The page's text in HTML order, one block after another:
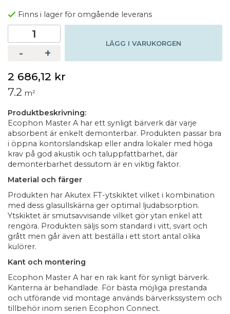
Finns i lager för omgående leverans
- +
LÄGG I VARUKORGEN
2 686,12 kr
7.2 m²
Produktbeskrivning:
Ecophon Master A har ett synligt bärverk där varje
absorbent är enkelt demonterbar. Produkten passar bra
i öppna kontorslandskap eller andra lokaler med höga
krav på god akustik och taluppfattbarhet, där
demonterbarhet dessutom är en viktig faktor.
Material och färger
Produkten har Akutex FT-ytskiktet vilket i kombination
med dess glasullskärna ger optimal ljudabsorption.
Ytskiktet är smutsavvisande vilket gör ytan enkel att
rengöra. Produkten säljs som standard i vitt, svart och
grått men går även att beställa i ett stort antal olika
kulörer.
Kant och montering
Ecophon Master A har en rak kant för synligt bärverk.
Kanterna är behandlade. För bästa möjliga prestanda
och utförande vid montage används bärverkssystem och
tillbehör inom serien Ecophon Connect.